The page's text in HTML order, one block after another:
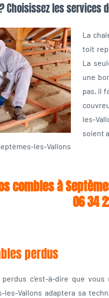
Choisissez les services
les-Vallons
La
toit
La
une
pas, il
les-
soient
combles à
06 34
perdus
c’est-à-dire que
les-Vallons adaptera sa